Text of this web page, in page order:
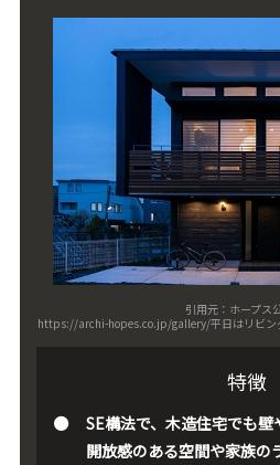
引用元：ホープス
https://archi-hopes.co.jp/gallery/平日はリビ
特徴
SE構法で、木造住宅でも壁
開放感のある空間や家族の